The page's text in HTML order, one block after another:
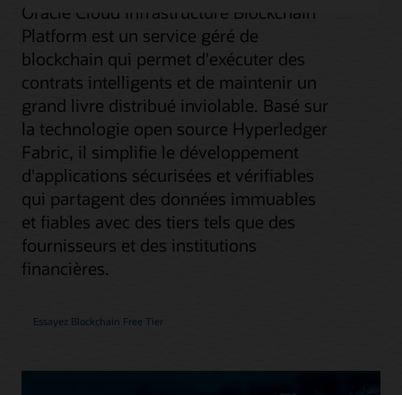
Oracle Cloud Infrastructure Blockchain
Platform est un service géré de
blockchain qui permet d'exécuter des
contrats intelligents et de maintenir un
grand livre distribué inviolable. Basé sur
la technologie open source Hyperledger
Fabric, il simplifie le développement
d'applications sécurisées et vérifiables
qui partagent des données immuables
et fiables avec des tiers tels que des
fournisseurs et des institutions
financières.
Essayez Blockchain Free Tier